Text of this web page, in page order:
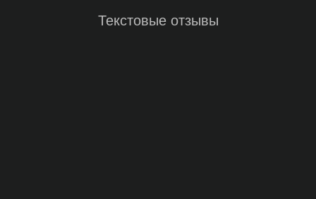
Текстовые отзывы